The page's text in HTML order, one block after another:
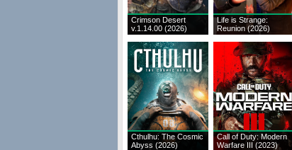
Crimson Desert
v.1.14.00 (2026)
Life is Strange:
Reunion (2026)
Cthulhu: The Cosmic
Abyss (2026)
Call of Duty: Modern
Warfare III (2023)